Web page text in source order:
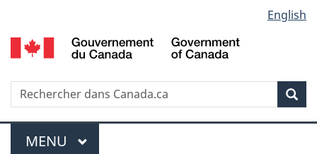
au
contenu
propos
de
la
HTML
simplifiée
selection
English
Recherche
Menu
MENU PRINCIPAL